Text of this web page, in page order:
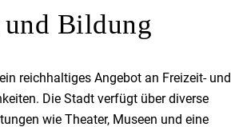
Bildung
reichhaltiges Angebot an Freizeit- und
Die Stadt verfügt über diverse
wie Theater, Museen und eine